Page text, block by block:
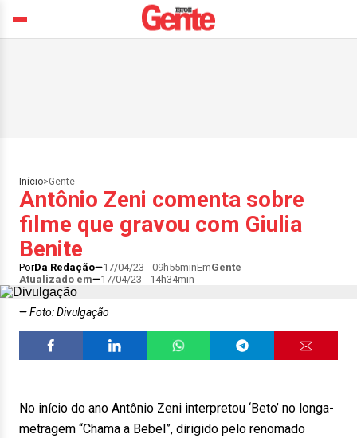
Início>Gente
Antônio Zeni comenta sobre
filme que gravou com Giulia
Benite
PorDa Redação 17/04/23 - 09h55minEmGente
Atualizado em
17/04/23 - 14h34min
Foto: Divulgação
No início do ano Antônio Zeni interpretou ‘Beto’ no longa-
metragem “Chama a Bebel”, dirigido pelo renomado